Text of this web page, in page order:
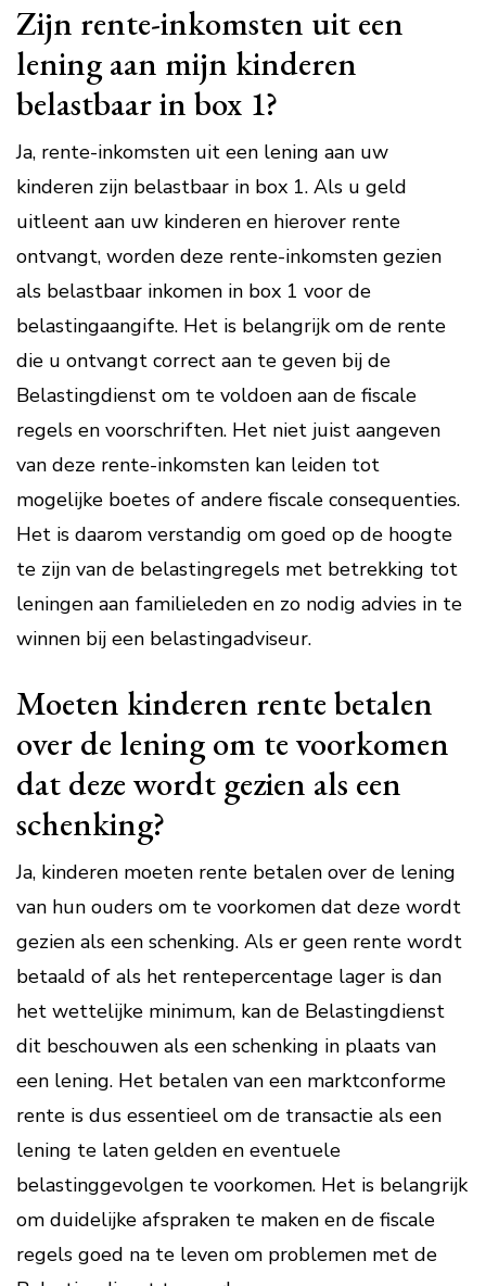
Zijn rente-inkomsten uit een
lening aan mijn kinderen
belastbaar in box 1?
Ja, rente-inkomsten uit een lening aan uw
kinderen zijn belastbaar in box 1. Als u geld
uitleent aan uw kinderen en hierover rente
ontvangt, worden deze rente-inkomsten gezien
als belastbaar inkomen in box 1 voor de
belastingaangifte. Het is belangrijk om de rente
die u ontvangt correct aan te geven bij de
Belastingdienst om te voldoen aan de fiscale
regels en voorschriften. Het niet juist aangeven
van deze rente-inkomsten kan leiden tot
mogelijke boetes of andere fiscale consequenties.
Het is daarom verstandig om goed op de hoogte
te zijn van de belastingregels met betrekking tot
leningen aan familieleden en zo nodig advies in te
winnen bij een belastingadviseur.
Moeten kinderen rente betalen
over de lening om te voorkomen
dat deze wordt gezien als een
schenking?
Ja, kinderen moeten rente betalen over de lening
van hun ouders om te voorkomen dat deze wordt
gezien als een schenking. Als er geen rente wordt
betaald of als het rentepercentage lager is dan
het wettelijke minimum, kan de Belastingdienst
dit beschouwen als een schenking in plaats van
een lening. Het betalen van een marktconforme
rente is dus essentieel om de transactie als een
lening te laten gelden en eventuele
belastinggevolgen te voorkomen. Het is belangrijk
om duidelijke afspraken te maken en de fiscale
regels goed na te leven om problemen met de